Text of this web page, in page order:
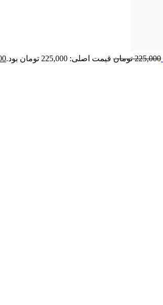
225,000 تومان قیمت اصلی: 225,000 تومان بود.